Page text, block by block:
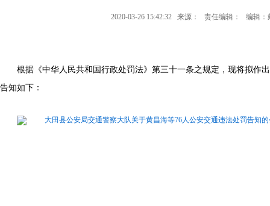
2020-03-26 15:42:32 来源： 责任编辑： 编辑：
根据《中华人民共和国行政处罚法》第三十一条之规定，现将拟作
告知如下：
大田县公安局交通警察大队关于黄昌海等76人公安交通违法处罚告知的